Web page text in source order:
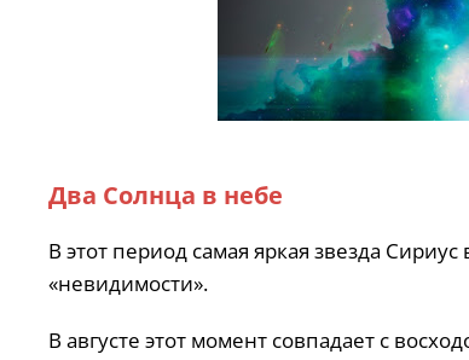
Два Солнца в небе
В этот период самая яркая звезда
«невидимости».
В августе этот момент совпадает с